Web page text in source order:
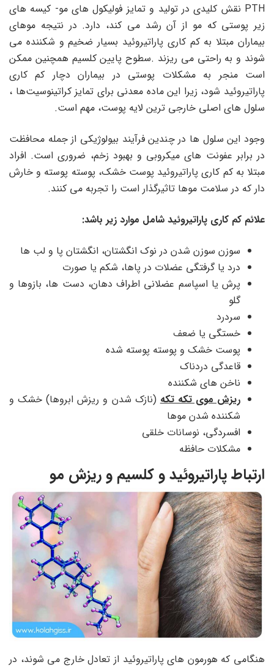
PTH نقش کلیدی در تولید و تمایز فولیکول های مو- کیسه های
زیر پوستی که مو از آن رشد می کند، دارد. در نتیجه موهای
بیماران مبتلا به کم کاری پاراتیروئید بسیار ضخیم و شکننده می
شوند و به راحتی می ریزند .سطوح پایین کلسیم همچنین ممکن
است منجر به مشکلات پوستی در بیماران دچار کم کاری
‌پاراتیروئید شود، زیرا این ماده معدنی برای تمایز کراتینوسیت‌ها ،
سلول‌ های اصلی خارجی ‌ترین لایه پوست، مهم است.
وجود این سلول ها در چندین فرآیند بیولوژیکی از جمله محافظت
در برابر عفونت های میکروبی و بهبود زخم، ضروری است. افراد
مبتلا به کم کاری پاراتیروئید پوست خشک، پوسته پوسته و خارش
دار که در سلامت موها تاثیرگذار است را تجربه می کنند.
علائم کم کاری پاراتیروئید شامل موارد زیر باشد:
سوزن سوزن شدن در نوک انگشتان، انگشتان پا و لب ها
درد یا گرفتگی عضلات در پاها، شکم یا صورت
پرش یا اسپاسم عضلانی اطراف دهان، دست ها، بازوها و
گلو
سردرد
خستگی یا ضعف
پوست خشک و پوسته پوسته شده
قاعدگی دردناک
ناخن های شکننده
ریزش موی تکه تکه(نازک شدن و ریزش ابروها) خشک و
شکننده شدن موها
افسردگی، نوسانات خلقی
مشکلات حافظه
ارتباط پاراتیروئید و کلسیم و ریزش مو
هنگامی که هورمون های پاراتیروئید از تعادل خارج می شوند، در